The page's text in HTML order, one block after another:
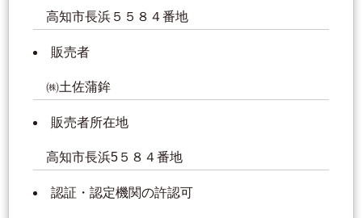
高知市長浜５５８４番地
販売者
㈱土佐蒲鉾
販売者所在地
高知市長浜5５８４番地
認証・認定機関の許認可